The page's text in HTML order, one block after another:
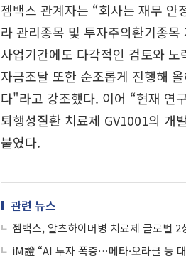
젬백스 관계자는 “회사는 재무
라 관리종목 및 투자주의환기종
사업기간에도 다각적인 검토와
자금조달 또한 순조롭게 진행해
다"라고 강조했다. 이어 “현재 연
퇴행성질환 치료제 GV1001의 개
붙였다.
관련 뉴스
젬백스, 알츠하이머병 치료제 글로벌 2
iM證 “AI 투자 폭증…메타·오라클 등